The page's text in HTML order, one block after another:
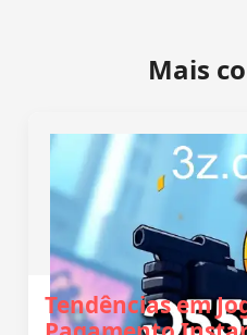
Mais
Tendências em